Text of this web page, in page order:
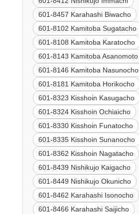
601-8457 Karahashi Biwacho
601-8102 Kamitoba Sugatacho
601-8108 Kamitoba Karatocho
601-8143 Kamitoba Asanomoto
601-8146 Kamitoba Nasunocho
601-8181 Kamitoba Horikocho
601-8323 Kisshoin Kasugacho
601-8324 Kisshoin Ochiaicho
601-8330 Kisshoin Funatocho
601-8335 Kisshoin Sunanocho
601-8362 Kisshoin Nagatacho
601-8439 Nishikujo Kaigacho
601-8449 Nishikujo Okunicho
601-8462 Karahashi Isonocho
601-8466 Karahashi Saijicho